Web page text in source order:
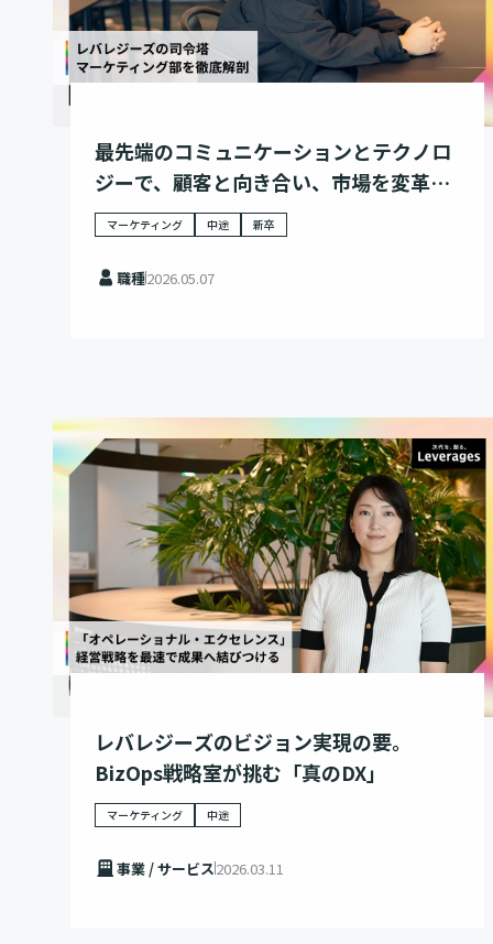
最先端のコミュニケーションとテクノロ
ジーで、顧客と向き合い、市場を変革す
るマーケティング 中途 新卒
職種2026.05.07
レバレジーズのビジョン実現の要。
BizOps戦略室が挑む「真のDX」
マーケティング 中途
事業 / サービス2026.03.11